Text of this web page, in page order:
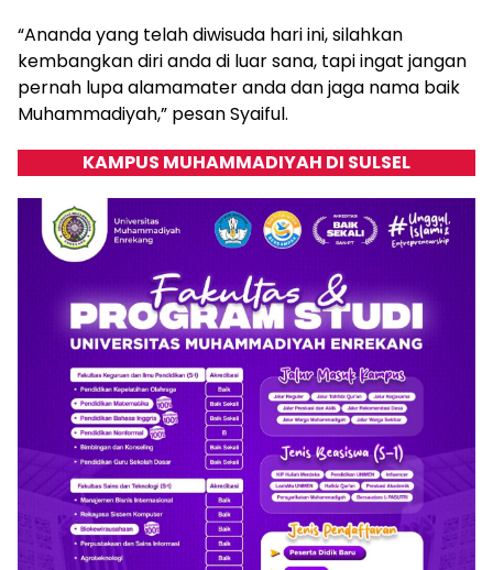
“Ananda yang telah diwisuda hari ini, silahkan
kembangkan diri anda di luar sana, tapi ingat jangan
pernah lupa alamamater anda dan jaga nama baik
Muhammadiyah,” pesan Syaiful.
KAMPUS MUHAMMADIYAH DI SULSEL